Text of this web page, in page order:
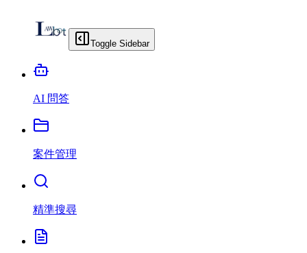
Toggle Sidebar
AI 問答
案件管理
精準搜尋